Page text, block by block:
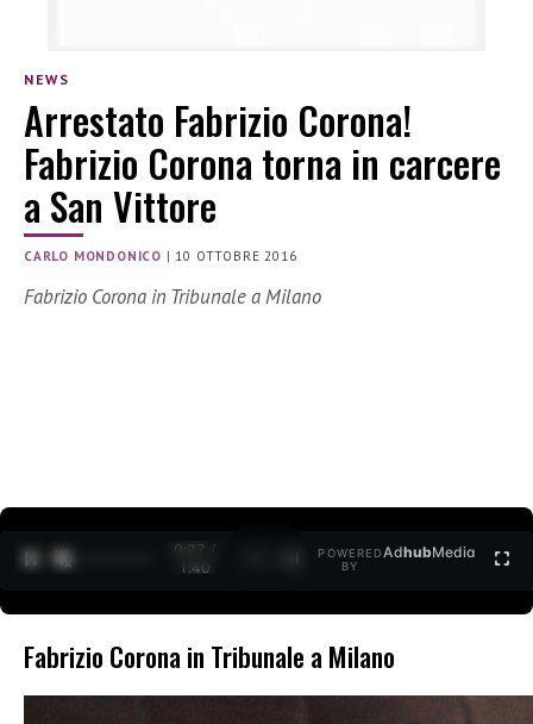
NEWS
Arrestato Fabrizio Corona!
Fabrizio Corona torna in carcere
a San Vittore
CARLO MONDONICO | 10 OTTOBRE 2016
Fabrizio Corona in Tribunale a Milano
0:27 /
1:40
POWERED
BY
AdhubMedia
Fabrizio Corona in Tribunale a Milano